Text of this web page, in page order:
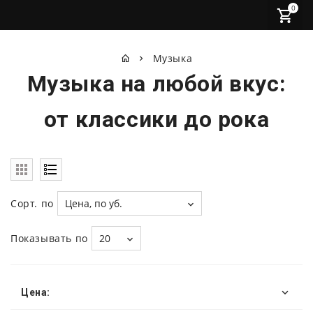
0
Музыка
Музыка на любой вкус:
от классики до рока
Сорт. по Цена, по уб.
Показывать по 20
Цена: